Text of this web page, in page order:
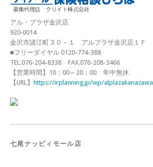
アル・プラザ金沢店
920‐0014
金沢市諸江町３０－１ アルプラザ金沢店１Ｆ
■フリーダイヤル 0120-774-388
TEL.076-204-8338 FAX.076-208-3466
【営業時間】10：00～20：00 年中無休
【URL】 https://irplanning.jp/wp/alplazakanazawa
七尾ナッピィモール店